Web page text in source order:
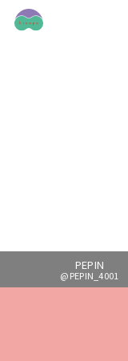
PEPIN
@PEPIN_4001